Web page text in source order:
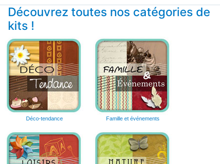
Découvrez toutes nos catégories de
kits !
Déco-tendance Famille et événements